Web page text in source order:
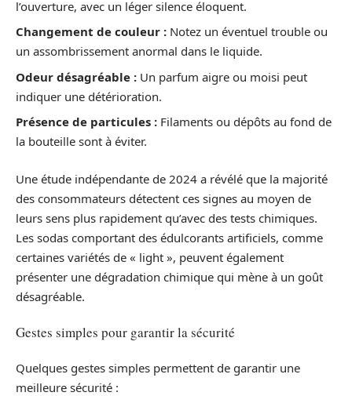
l’ouverture, avec un léger silence éloquent.
Changement de couleur : Notez un éventuel trouble ou
un assombrissement anormal dans le liquide.
Odeur désagréable : Un parfum aigre ou moisi peut
indiquer une détérioration.
Présence de particules : Filaments ou dépôts au fond de
la bouteille sont à éviter.
Une étude indépendante de 2024 a révélé que la majorité
des consommateurs détectent ces signes au moyen de
leurs sens plus rapidement qu’avec des tests chimiques.
Les sodas comportant des édulcorants artificiels, comme
certaines variétés de « light », peuvent également
présenter une dégradation chimique qui mène à un goût
désagréable.
Gestes simples pour garantir la sécurité
Quelques gestes simples permettent de garantir une
meilleure sécurité :